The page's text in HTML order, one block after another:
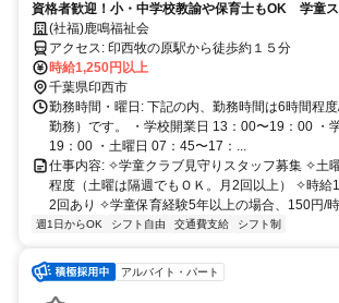
資格者歓迎！小・中学校教諭や保育士もOK 学童
1250円＋賞与年2回／社保加入
(社福)鹿鳴福祉会
アクセス: 印西牧の原駅から徒歩約１５分
時給1,250円以上
千葉県印西市
勤務時間・曜日: 下記の内、勤務時間は6時間程
勤務）です。 ・学校開業日 13：00〜19：00 ・
19：00 ・土曜日 07：45〜17：...
仕事内容: ✧学童クラブ見守りスタッフ募集 ✧土
程度（土曜は隔週でもＯＫ。月2回以上） ✧時給
2回あり ✧学童保育経験5年以上の場合、150円/時
週1日からOK シフト自由 交通費支給 シフト制
アルバイト・パート